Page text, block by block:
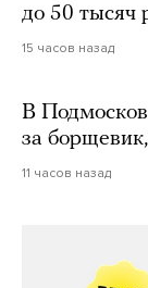
до 50 тысяч
15 часов назад
В
за
11 часов назад